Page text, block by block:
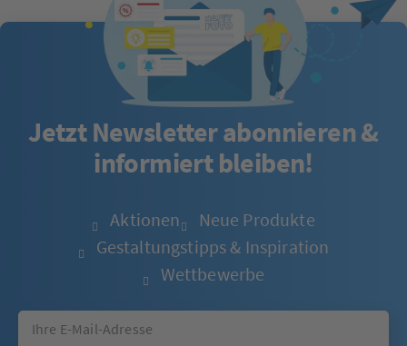
Jetzt Newsletter abonnieren &
informiert bleiben!
Aktionen
Neue Produkte
Gestaltungstipps & Inspiration
Wettbewerbe